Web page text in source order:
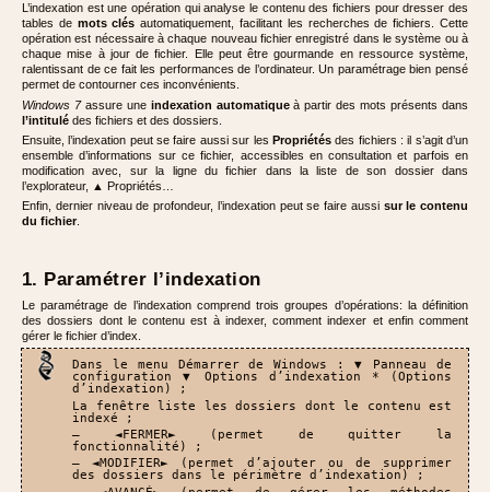
L’indexation est une opération qui analyse le contenu des fichiers pour dresser des
tables de mots clés automatiquement, facilitant les recherches de fichiers. Cette
opération est nécessaire à chaque nouveau fichier enregistré dans le système ou à
chaque mise à jour de fichier. Elle peut être gourmande en ressource système,
ralentissant de ce fait les performances de l’ordinateur. Un paramétrage bien pensé
permet de contourner ces inconvénients.
Windows 7assure une indexation automatiqueà partir des mots présents dans
l’intitulé des fichiers et des dossiers.
Ensuite, l’indexation peut se faire aussi sur les Propriétésdes fichiers : il s’agit d’un
ensemble d’informations sur ce fichier, accessibles en consultation et parfois en
modification avec, sur la ligne du fichier dans la liste de son dossier dans
l’explorateur, ▲ Propriétés…
Enfin, dernier niveau de profondeur, l’indexation peut se faire aussi sur le contenu
du fichier.
1. Paramétrer l’indexation
Le paramétrage de l’indexation comprend trois groupes d’opérations: la définition
des dossiers dont le contenu est à indexer, comment indexer et enfin comment
gérer le fichier d’index.
Dans le menu Démarrer de Windows : ▼ Panneau de
configuration ▼ Options d’indexation * (Options
d’indexation) ;
La fenêtre liste les dossiers dont le contenu est
indexé ;
– ◄FERMER► (permet de quitter la
fonctionnalité) ;
– ◄MODIFIER► (permet d’ajouter ou de supprimer
des dossiers dans le périmètre d’indexation) ;